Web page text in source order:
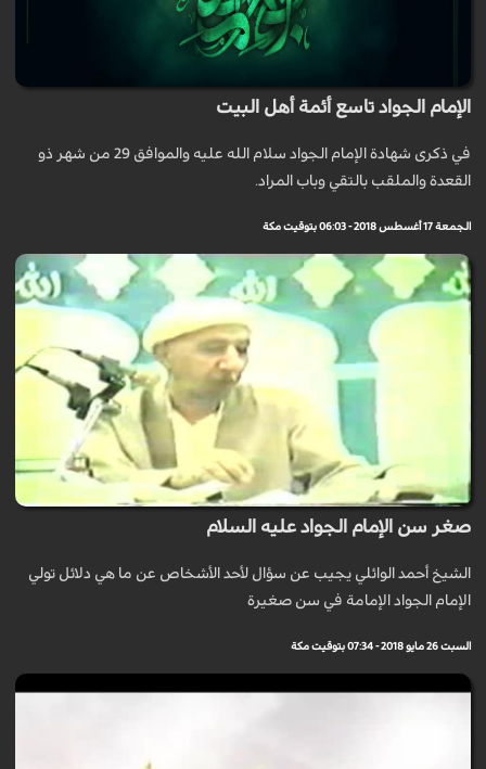
الإمام الجواد تاسع أئمة أهل البيت
في ذكرى شهادة الإمام الجواد سلام الله عليه والموافق 29 من شهر ذو
القعدة والملقب بالتقي وباب المراد.
الجمعة 17 أغسطس 2018 - 06:03 بتوقيت مكة
صغر سن الإمام الجواد عليه السلام
الشيخ أحمد الوائلي يجيب عن سؤال لأحد الأشخاص عن ما هي دلائل تولي
الإمام الجواد الإمامة في سن صغيرة
السبت 26 مايو 2018 - 07:34 بتوقيت مكة